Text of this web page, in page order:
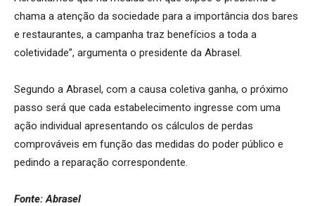
chama a atenção da sociedade para a importância dos bares
e restaurantes, a campanha traz benefícios a toda a
coletividade”, argumenta o presidente da Abrasel.
Segundo a Abrasel, com a causa coletiva ganha, o próximo
passo será que cada estabelecimento ingresse com uma
ação individual apresentando os cálculos de perdas
comprováveis em função das medidas do poder público e
pedindo a reparação correspondente.
Fonte: Abrasel